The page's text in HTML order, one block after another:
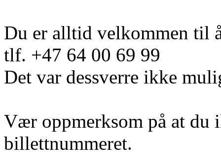
Du er alltid velkommen til
tlf. +47 64 00 69 99
Det var dessverre ikke
Vær oppmerksom på at du
billettnummeret.